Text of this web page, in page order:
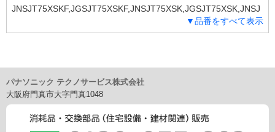
JNSJT75XSKF,JGSJT75XSKF,JNSJT75XSK,JGSJT75XSK,JNSJ
T75VSKF,JGSJT75VSKF,JNSJT75VSK,JGSJT75VSK,JNSJT75M
SKF,JGSJT75MSKF,JNSJT75MSK,JGSJT75MSK,JNSJT60XSK,J
J60HSK,JNSFT75XSKF,JGSFT75XSKF,JNSFT75XSK,JGSFT75
XSK,JNSFT75VSKF,JGSFT75VSKF,JNSFT75VSK,JGSFT75VS
JNSFT60XSK,JGSFT60XSK,JNSFT60VSK,JGSFT60VSK,JNSFT
▼品番をすべて表示
パナソニック テクノサービス株式会社
大阪府門真市大字門真1048